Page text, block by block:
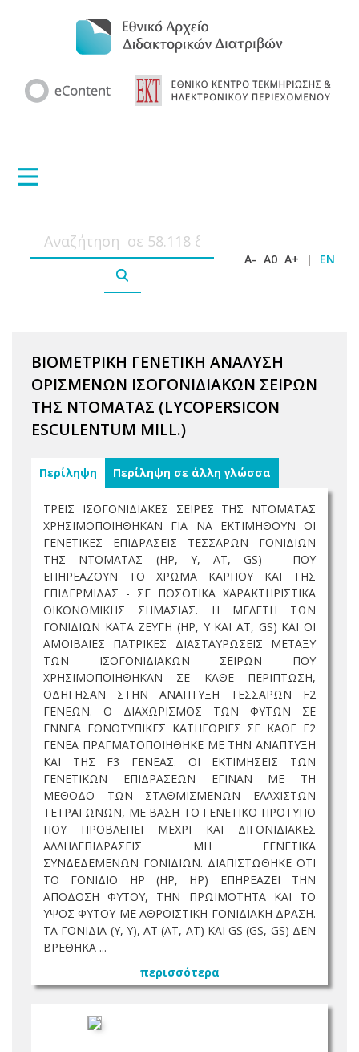
A- A0 A+ | EN
ΒΙΟΜΕΤΡΙΚΗ ΓΕΝΕΤΙΚΗ ΑΝΑΛΥΣΗ
ΟΡΙΣΜΕΝΩΝ ΙΣΟΓΟΝΙΔΙΑΚΩΝ ΣΕΙΡΩΝ
ΤΗΣ ΝΤΟΜΑΤΑΣ (LYCOPERSICON
ESCULENTUM MILL.)
Περίληψη Περίληψη σε άλλη γλώσσα
ΤΡΕΙΣ ΙΣΟΓΟΝΙΔΙΑΚΕΣ ΣΕΙΡΕΣ ΤΗΣ ΝΤΟΜΑΤΑΣ
ΧΡΗΣΙΜΟΠΟΙΗΘΗΚΑΝ ΓΙΑ ΝΑ ΕΚΤΙΜΗΘΟΥΝ ΟΙ
ΓΕΝΕΤΙΚΕΣ ΕΠΙΔΡΑΣΕΙΣ ΤΕΣΣΑΡΩΝ ΓΟΝΙΔΙΩΝ
ΤΗΣ ΝΤΟΜΑΤΑΣ (HP, Y, AT, GS) - ΠΟΥ
ΕΠΗΡΕΑΖΟΥΝ ΤΟ ΧΡΩΜΑ ΚΑΡΠΟΥ ΚΑΙ ΤΗΣ
ΕΠΙΔΕΡΜΙΔΑΣ - ΣΕ ΠΟΣΟΤΙΚΑ ΧΑΡΑΚΤΗΡΙΣΤΙΚΑ
ΟΙΚΟΝΟΜΙΚΗΣ ΣΗΜΑΣΙΑΣ. Η ΜΕΛΕΤΗ ΤΩΝ
ΓΟΝΙΔΙΩΝ ΚΑΤΑ ΖΕΥΓΗ (HP, Y ΚΑΙ AT, GS) ΚΑΙ ΟΙ
ΑΜΟΙΒΑΙΕΣ ΠΑΤΡΙΚΕΣ ΔΙΑΣΤΑΥΡΩΣΕΙΣ ΜΕΤΑΞΥ
ΤΩΝ ΙΣΟΓΟΝΙΔΙΑΚΩΝ ΣΕΙΡΩΝ ΠΟΥ
ΧΡΗΣΙΜΟΠΟΙΗΘΗΚΑΝ ΣΕ ΚΑΘΕ ΠΕΡΙΠΤΩΣΗ,
ΟΔΗΓΗΣΑΝ ΣΤΗΝ ΑΝΑΠΤΥΞΗ ΤΕΣΣΑΡΩΝ F2
ΓΕΝΕΩΝ. Ο ΔΙΑΧΩΡΙΣΜΟΣ ΤΩΝ ΦΥΤΩΝ ΣΕ
ΕΝΝΕΑ ΓΟΝΟΤΥΠΙΚΕΣ ΚΑΤΗΓΟΡΙΕΣ ΣΕ ΚΑΘΕ F2
ΓΕΝΕΑ ΠΡΑΓΜΑΤΟΠΟΙΗΘΗΚΕ ΜΕ ΤΗΝ ΑΝΑΠΤΥΞΗ
ΚΑΙ ΤΗΣ F3 ΓΕΝΕΑΣ. ΟΙ ΕΚΤΙΜΗΣΕΙΣ ΤΩΝ
ΓΕΝΕΤΙΚΩΝ ΕΠΙΔΡΑΣΕΩΝ ΕΓΙΝΑΝ ΜΕ ΤΗ
ΜΕΘΟΔΟ ΤΩΝ ΣΤΑΘΜΙΣΜΕΝΩΝ ΕΛΑΧΙΣΤΩΝ
ΤΕΤΡΑΓΩΝΩΝ, ΜΕ ΒΑΣΗ ΤΟ ΓΕΝΕΤΙΚΟ ΠΡΟΤΥΠΟ
ΠΟΥ ΠΡΟΒΛΕΠΕΙ ΜΕΧΡΙ ΚΑΙ ΔΙΓΟΝΙΔΙΑΚΕΣ
ΑΛΛΗΛΕΠΙΔΡΑΣΕΙΣ ΜΗ ΓΕΝΕΤΙΚΑ
ΣΥΝΔΕΔΕΜΕΝΩΝ ΓΟΝΙΔΙΩΝ. ΔΙΑΠΙΣΤΩΘΗΚΕ ΟΤΙ
ΤΟ ΓΟΝΙΔΙΟ HP (HP, HP) ΕΠΗΡΕΑΖΕΙ ΤΗΝ
ΑΠΟΔΟΣΗ ΦΥΤΟΥ, ΤΗΝ ΠΡΩΙΜΟΤΗΤΑ ΚΑΙ ΤΟ
ΥΨΟΣ ΦΥΤΟΥ ΜΕ ΑΘΡΟΙΣΤΙΚΗ ΓΟΝΙΔΙΑΚΗ ΔΡΑΣΗ.
ΤΑ ΓΟΝΙΔΙΑ (Y, Y), AT (AT, AT) ΚΑΙ GS (GS, GS) ΔΕΝ
ΒΡΕΘΗΚΑ ...
περισσότερα